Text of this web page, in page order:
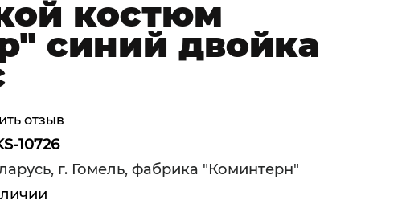
костюм
синий двойка
отзыв
10726
г. Гомель, фабрика "Коминтерн"